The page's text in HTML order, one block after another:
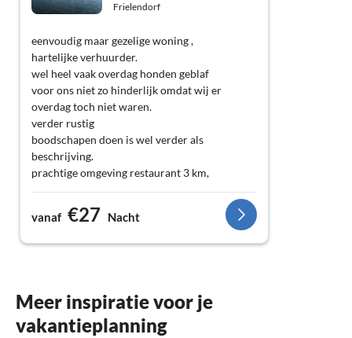
Frielendorf
eenvoudig maar gezelige woning ,
hartelijke verhuurder.
wel heel vaak overdag honden geblaf
voor ons niet zo hinderlijk omdat wij er
overdag toch niet waren.
verder rustig
boodschapen doen is wel verder als
beschrijving.
prachtige omgeving restaurant 3 km,
prijs kwaliteit goed .
fijne dagen hier gehad.
vanaf €27 Nacht
Meer inspiratie voor je
vakantieplanning